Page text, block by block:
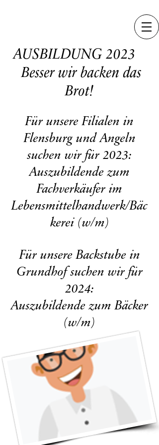
AUSBILDUNG 2023
Besser wir backen das
Brot!
Für unsere Filialen in
Flensburg und Angeln
suchen wir für 2023:
Auszubildende zum
Fachverkäufer im
Lebensmittelhandwerk/Bäc
kerei (w/m)
Für unsere Backstube in
Grundhof suchen wir für
2024:
Auszubildende zum Bäcker
(w/m)